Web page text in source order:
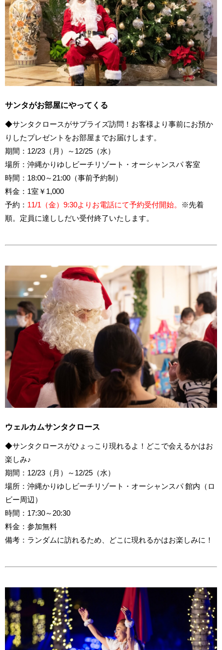
サンタがお部屋にやってくる
◆サンタクロースがサプライズ訪問！お客様より事前にお預か
りしたプレゼントをお部屋までお届けします。
期間：12/23（月）～12/25（水）
場所：沖縄かりゆしビーチリゾート・オーシャンスパ 客室
時間：18:00～21:00（事前予約制）
料金：1室￥1,000
予約： 11/1（金）9:30よりお電話にて予約受付開始。
※先着
順。定員に達ししだい受付終了いたします。
ウェルカムサンタクロース
◆サンタクロースがひょっこり現れるよ！どこで会えるかはお
楽しみ♪
期間：12/23（月）～12/25（水）
場所：沖縄かりゆしビーチリゾート・オーシャンスパ 館内（ロ
ビー周辺）
時間：17:30～20:30
料金：参加無料
備考：ランダムに訪れるため、どこに現れるかはお楽しみに！